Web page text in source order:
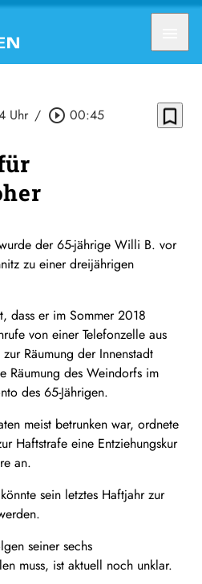
Uhr / play_circle_outline 00:45 bookmark_border
der 65-jährige Willi B. vor
zu einer dreijährigen
dass er im Sommer 2018
von einer Telefonzelle aus
Räumung der Innenstadt
Räumung des Weindorfs im
des 65-Jährigen.
meist betrunken war, ordnete
Haftstrafe eine Entziehungskur
an.
sein letztes Haftjahr zur
seiner sechs
muss, ist aktuell noch unklar.